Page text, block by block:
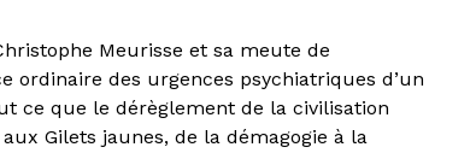
Meurisse et sa meute de
ordinaire des urgences psychiatriques d’un
ce que le dérèglement de la civilisation
Gilets jaunes, de la démagogie à la